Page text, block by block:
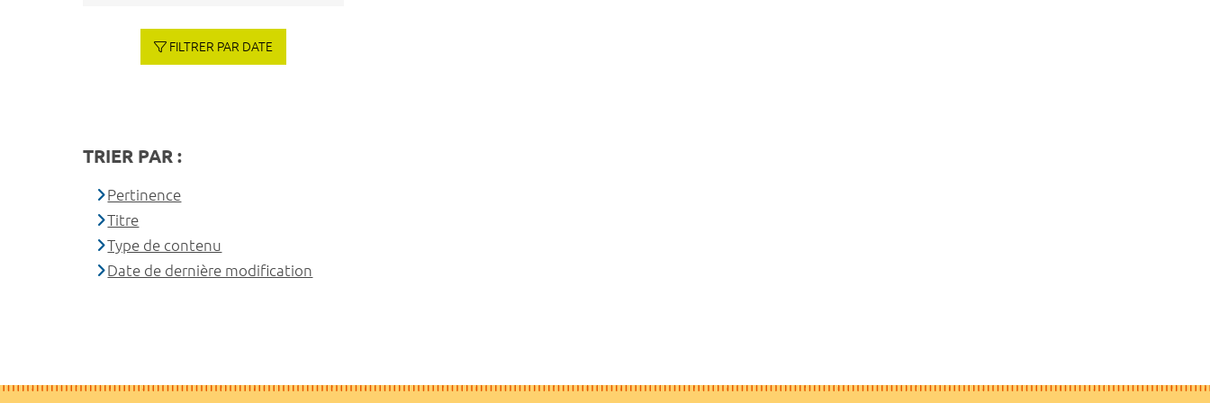
FILTRER PAR DATE
TRIER PAR :
Pertinence
Titre
Type de contenu
Date de dernière modification